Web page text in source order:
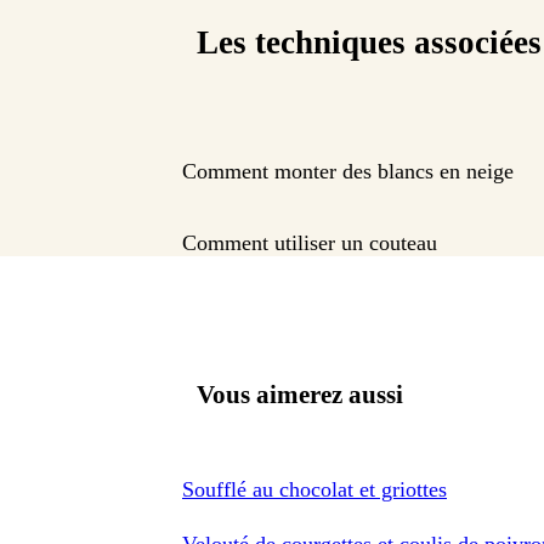
Les techniques associées
Comment monter des blancs en neige
Comment utiliser un couteau
Vous aimerez aussi
Soufflé au chocolat et griottes